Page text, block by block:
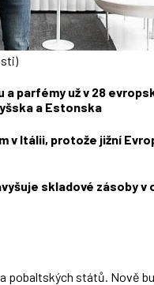
parfémy už v 28
a Estonska
v Itálii, protože jižní
skladové zásoby v
pobaltských států. Nově